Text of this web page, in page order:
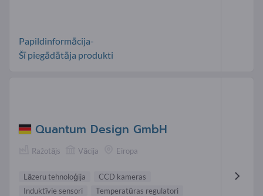
Papildinformācija-
Šī piegādātāja produkti
Quantum Design GmbH
Ražotājs Vācija Eiropa
Lāzeru tehnoloģija
CCD kameras
Induktīvie sensori
Temperatūras regulatori